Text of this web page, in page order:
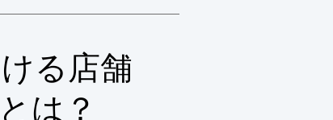
る店舗
は？